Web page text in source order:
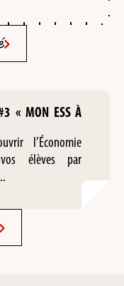
« MON ESS À
l’Économie
élèves par